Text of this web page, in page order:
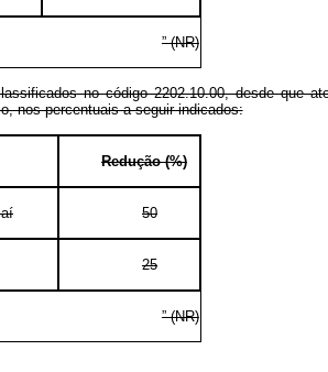
” (NR)
no código 2202.10.00, desde que
nos percentuais a seguir indicados:
Redução (%)
50
25
” (NR)